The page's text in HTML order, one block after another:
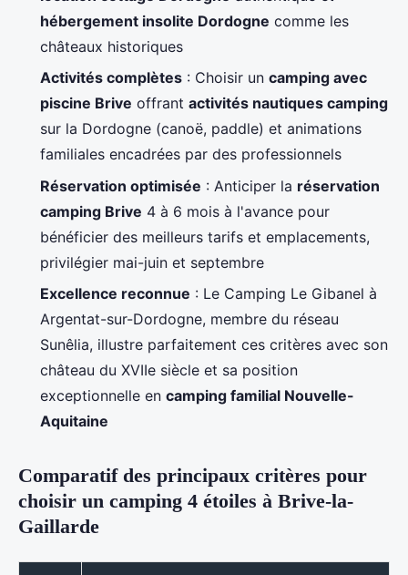
hébergement insolite Dordogne comme les
châteaux historiques
Activités complètes : Choisir un camping avec
piscine Brive offrant activités nautiques camping
sur la Dordogne (canoë, paddle) et animations
familiales encadrées par des professionnels
Réservation optimisée : Anticiper la réservation
camping Brive 4 à 6 mois à l'avance pour
bénéficier des meilleurs tarifs et emplacements,
privilégier mai-juin et septembre
Excellence reconnue : Le Camping Le Gibanel à
Argentat-sur-Dordogne, membre du réseau
Sunêlia, illustre parfaitement ces critères avec son
château du XVIIe siècle et sa position
exceptionnelle en camping familial Nouvelle-
Aquitaine
Comparatif des principaux critères pour
choisir un camping 4 étoiles à Brive-la-
Gaillarde